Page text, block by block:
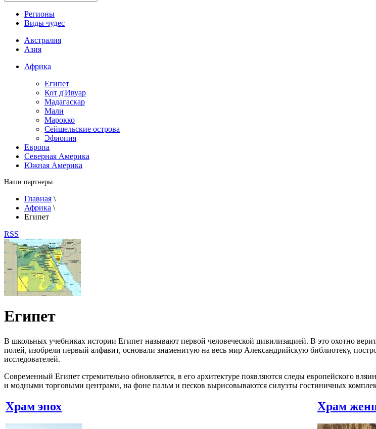
Регионы
Виды чудес
Австралия
Азия
Африка
Египет
Кот д'Ивуар
Мадагаскар
Мали
Марокко
Сейшельские острова
Эфиопия
Европа
Северная Америка
Южная Америка
Наши партнеры:
Главная \
Африка \
Египет
RSS
Египет
В школьных учебниках истории Египет называют первой человеческой цивилизацией. В это охотно
полей, изобрели первый алфавит, основали знаменитую на весь мир Александрийскую библиотеку,
исследователей.
Современный Египет стремительно обновляется, в его архитектуре появляются следы европейского
и модными торговыми центрами, на фоне пальм и песков вырисовываются силуэты гостиничных
Храм эпох Храм